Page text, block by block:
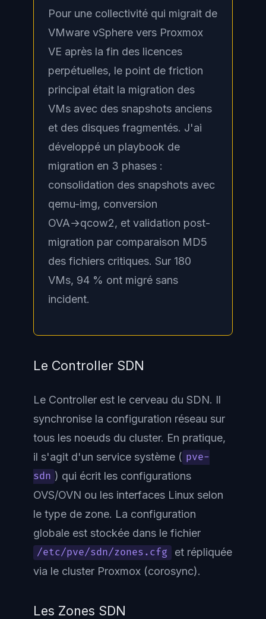
Pour une collectivité qui migrait de
VMware vSphere vers Proxmox
VE après la fin des licences
perpétuelles, le point de friction
principal était la migration des
VMs avec des snapshots anciens
et des disques fragmentés. J'ai
développé un playbook de
migration en 3 phases :
consolidation des snapshots avec
qemu-img, conversion
OVA→qcow2, et validation post-
migration par comparaison MD5
des fichiers critiques. Sur 180
VMs, 94 % ont migré sans
incident.
Le Controller SDN
Le Controller est le cerveau du SDN. Il
synchronise la configuration réseau sur
tous les noeuds du cluster. En pratique,
il s'agit d'un service système ( pve-
sdn ) qui écrit les configurations
OVS/OVN ou les interfaces Linux selon
le type de zone. La configuration
globale est stockée dans le fichier
/etc/pve/sdn/zones.cfg
et répliquée
via le cluster Proxmox (corosync).
Les Zones SDN